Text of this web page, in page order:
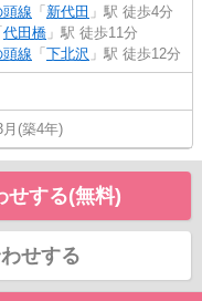
線 「 新代田 」駅 徒歩4分
代田橋 」駅 徒歩11分
線 「 下北沢 」駅 徒歩12分
(築4年)
せする(無料)
せする